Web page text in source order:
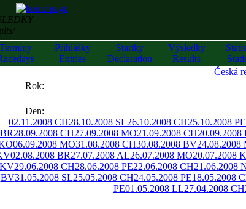
Termíny
Přihlášky
Entries
Startky
Declaration
Výsledky
Results
Česká
Rok:
Den:
02.11.2008 CH28.10.2008 SL26.10.2008 CH25.10.2008 PE
BR28.09.2008 CH27.09.2008 MO21.09.2008 CH20.09.2008
06.09.2008 MO31.08.2008 CH30.08.2008 BV24.08.2008
02.08.2008 BR27.07.2008 AL26.07.2008 MO20.07.2008
KV29.06.2008 CH28.06.2008 PE22.06.2008 CH21.06.2008
BV31.05.2008 SL25.05.2008 CH24.05.2008 PE18.05.2008
PE01.05.2008 LL27.04.2008 CH